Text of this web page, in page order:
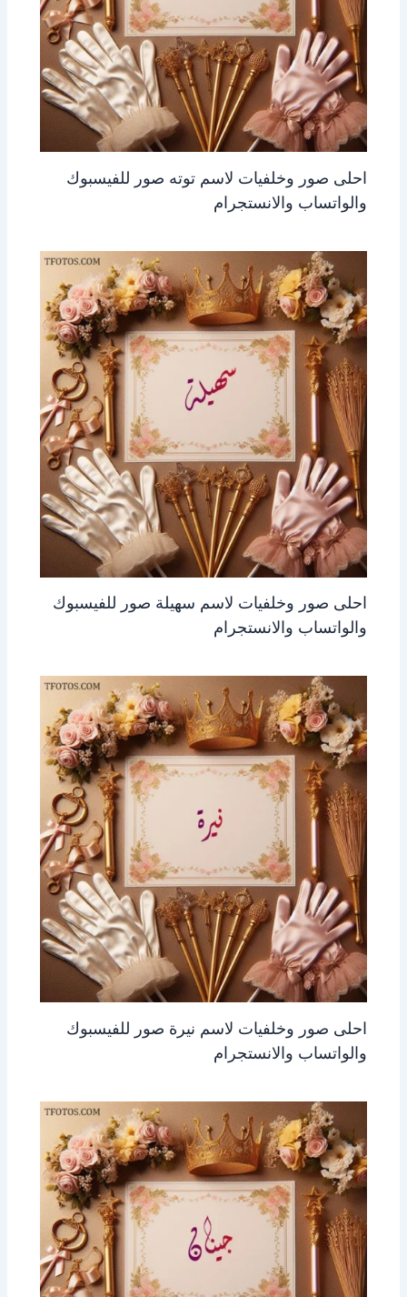
احلى صور وخلفيات لاسم توته صور للفيسبوك
والواتساب والانستجرام
احلى صور وخلفيات لاسم سهيلة صور للفيسبوك
والواتساب والانستجرام
احلى صور وخلفيات لاسم نيرة صور للفيسبوك
والواتساب والانستجرام